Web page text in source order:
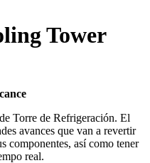
Tower
Torre de Refrigeración. El
avances que van a revertir
componentes, así como tener
real.